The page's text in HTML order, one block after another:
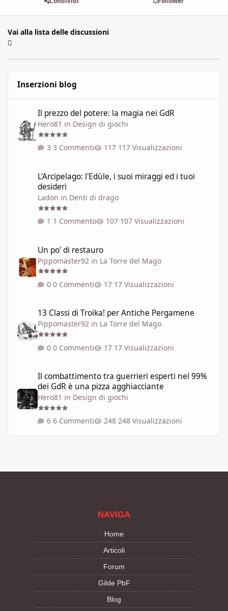
Vai alla lista delle discussioni
Inserzioni blog
Il prezzo del potere: la magia nei GdR
Hero81 in Design di giochi
3 Commenti 117 Visualizzazioni
L'Arcipelago: l'Edùle, i suoi miraggi ed i tuoi
desideri
Ladon in Denti di drago
1 Commento 107 Visualizzazioni
Un po' di restauro
Pippomaster92 in La Torre del Mago
0 Commenti 17 Visualizzazioni
13 Classi di Troika! per Antiche Pergamene
Pippomaster92 in La Torre del Mago
0 Commenti 17 Visualizzazioni
Il combattimento tra guerrieri esperti nel 99%
dei GdR è una pizza agghiacciante
Hero81 in Design di giochi
6 Commenti 248 Visualizzazioni
NAVIGA
Home
Articoli
Forum
Gilde PbF
Blog